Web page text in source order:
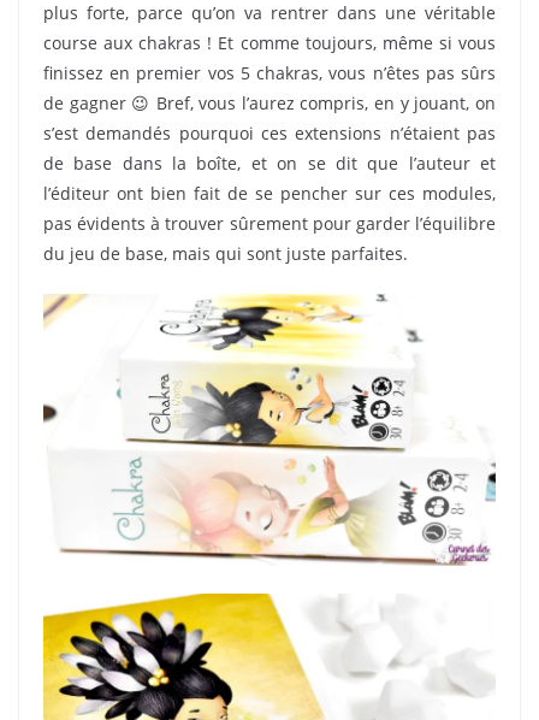
plus forte, parce qu’on va rentrer dans une véritable
course aux chakras ! Et comme toujours, même si vous
finissez en premier vos 5 chakras, vous n’êtes pas sûrs
de gagner 😉 Bref, vous l’aurez compris, en y jouant, on
s’est demandés pourquoi ces extensions n’étaient pas
de base dans la boîte, et on se dit que l’auteur et
l’éditeur ont bien fait de se pencher sur ces modules,
pas évidents à trouver sûrement pour garder l’équilibre
du jeu de base, mais qui sont juste parfaites.